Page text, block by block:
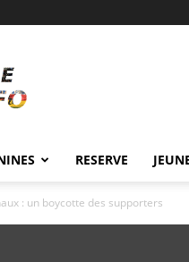
RESERVE
: un boycotte des supporters